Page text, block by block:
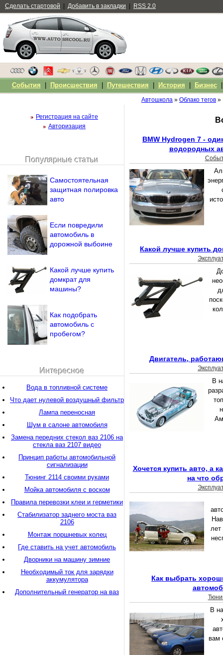
Автошкола » Облако тегов »
BMW Hydrogen 7 -
водородных
Какой лучше купить
Двигатель,
В
Хочется купить авто, а
на что
лет
Как выбрать
В
вам
Регистрация на сайте
Авторизация
Напомнить пароль?
Популярные статьи
Самостоятельная
защитная полировка
авто
Если повредили
автомобиль в
дорожной выбоине
Какой лучше купить
домкрат для
машины?
Как подобрать
автомобиль с
пробегом?
Интересное
Вода в топливной системе
Что дает нулевой воздушный фильтр
Лампа переносная
Шум в салоне автомобиля
Замена передних стекол ваз 2106 на
стекла ваз 2107 видео
Принцип работы автомобильной
сигнализации
Тюнинг 2114 своими руками
Мойка автомобиля с воском
Правила перевозки клеи и герметики
Стабилизатор заднего моста ваз
2106
Монтаж поршневых колец
Где ставить на учет автомобиль
Дворники на машину зимние
Необходимый ток для зарядки
аккумулятора
Дополнительный генератор на ваз
Сделать стартовой Добавить в закладки RSS 2.0
События Происшествия Путешествия История Бизнес